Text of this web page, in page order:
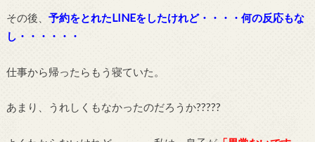
その後、 予約をとれたLINEをしたけれど・・・・何の反応もな
し・・・・・・
仕事から帰ったらもう寝ていた。
あまり、うれしくもなかったのだろうか?????